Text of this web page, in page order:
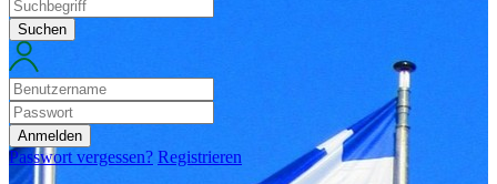
Suchen
Anmelden
Passwort vergessen? Registrieren